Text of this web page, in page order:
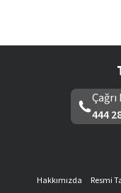
444
Hakkımızda Resmi